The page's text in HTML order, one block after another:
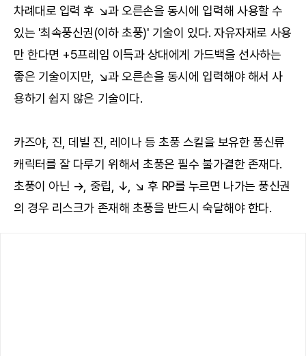
차례대로 입력 후 ↘과 오른손을 동시에 입력해 사용할 수
있는 '최속풍신권(이하 초풍)' 기술이 있다. 자유자재로 사용
만 한다면 +5프레임 이득과 상대에게 가드백을 선사하는
좋은 기술이지만, ↘과 오른손을 동시에 입력해야 해서 사
용하기 쉽지 않은 기술이다.
카즈야, 진, 데빌 진, 레이나 등 초풍 스킬을 보유한 풍신류
캐릭터를 잘 다루기 위해서 초풍은 필수 불가결한 존재다.
초풍이 아닌 →, 중립, ↓, ↘ 후 RP를 누르면 나가는 풍신권
의 경우 리스크가 존재해 초풍을 반드시 숙달해야 한다.